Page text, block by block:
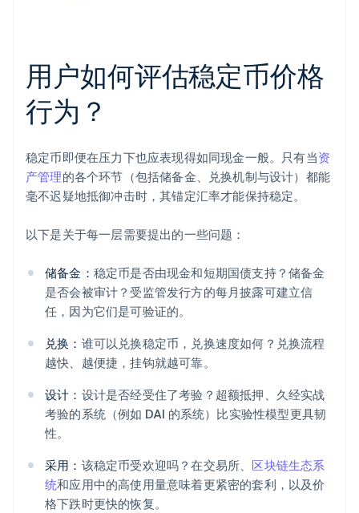
用户如何评估稳定币价格
行为？
稳定币即便在压力下也应表现得如同现金一般。只有当资
产管理的各个环节（包括储备金、兑换机制与设计）都能
毫不迟疑地抵御冲击时，其锚定汇率才能保持稳定。
以下是关于每一层需要提出的一些问题：
储备金： 稳定币是否由现金和短期国债支持？储备金
是否会被审计？受监管发行方的每月披露可建立信
任，因为它们是可验证的。
兑换： 谁可以兑换稳定币，兑换速度如何？兑换流程
越快、越便捷，挂钩就越可靠。
设计： 设计是否经受住了考验？超额抵押、久经实战
考验的系统（例如 DAI 的系统）比实验性模型更具韧
性。
采用： 该稳定币受欢迎吗？在交易所、 区块链生态系
统和应用中的高使用量意味着更紧密的套利，以及价
格下跌时更快的恢复。